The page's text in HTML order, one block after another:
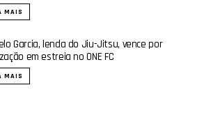
MAIS
Garcia, lenda do Jiu-Jitsu, vence por
em estreia no ONE FC
MAIS